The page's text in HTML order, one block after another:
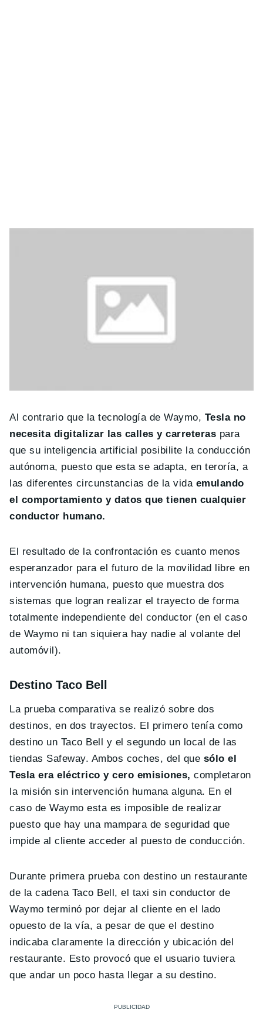
Al contrario que la tecnología de Waymo, Tesla no
necesita digitalizar las calles y carreteras para
que su inteligencia artificial posibilite la conducción
autónoma, puesto que esta se adapta, en teroría, a
las diferentes circunstancias de la vida emulando
el comportamiento y datos que tienen cualquier
conductor humano.
El resultado de la confrontación es cuanto menos
esperanzador para el futuro de la movilidad libre en
intervención humana, puesto que muestra dos
sistemas que logran realizar el trayecto de forma
totalmente independiente del conductor (en el caso
de Waymo ni tan siquiera hay nadie al volante del
automóvil).
Destino Taco Bell
La prueba comparativa se realizó sobre dos
destinos, en dos trayectos. El primero tenía como
destino un Taco Bell y el segundo un local de las
tiendas Safeway. Ambos coches, del que sólo el
Tesla era eléctrico y cero emisiones, completaron
la misión sin intervención humana alguna. En el
caso de Waymo esta es imposible de realizar
puesto que hay una mampara de seguridad que
impide al cliente acceder al puesto de conducción.
Durante primera prueba con destino un restaurante
de la cadena Taco Bell, el taxi sin conductor de
Waymo terminó por dejar al cliente en el lado
opuesto de la vía, a pesar de que el destino
indicaba claramente la dirección y ubicación del
restaurante. Esto provocó que el usuario tuviera
que andar un poco hasta llegar a su destino.